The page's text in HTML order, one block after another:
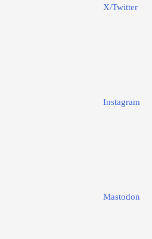
X/Twitter
Instagram
Mastodon